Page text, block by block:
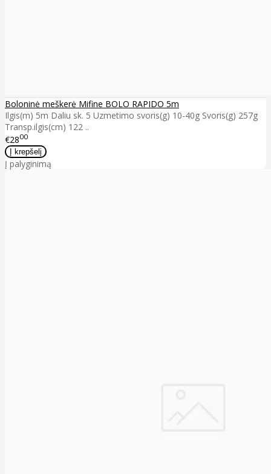
Boloninė meškerė Mifine BOLO RAPIDO 5m
Ilgis(m) 5m Daliu sk. 5 Uzmetimo svoris(g) 10-40g Svoris(g) 257g
Transp.ilgis(cm) 122 ..
€2800
Į palyginimą